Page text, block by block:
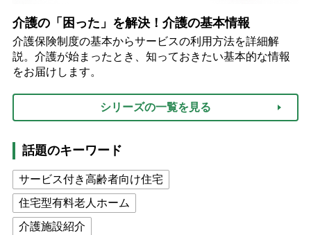
介護の「困った」を解決！介護の基本情報
介護保険制度の基本からサービスの利用方法を詳細解
説。介護が始まったとき、知っておきたい基本的な情報
をお届けします。
シリーズの一覧を見る
話題のキーワード
サービス付き高齢者向け住宅
住宅型有料老人ホーム
介護施設紹介